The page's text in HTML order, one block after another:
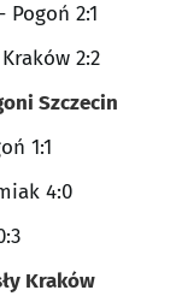
Pogoń 2:1
2:2
Szczecin
1:1
4:0
Kraków